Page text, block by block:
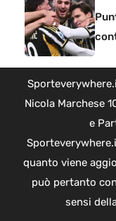
Nicola Marchese
e
quanto viene
può pertanto
sensi